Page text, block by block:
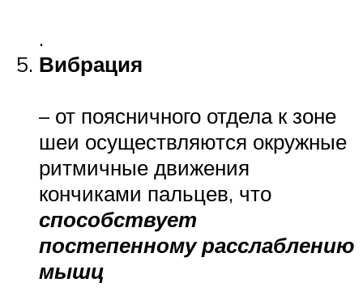
.
Вибрация
– от поясничного отдела к зоне
шеи осуществляются окружные
ритмичные движения
кончиками пальцев, что
способствует
постепенному расслаблению
мышц